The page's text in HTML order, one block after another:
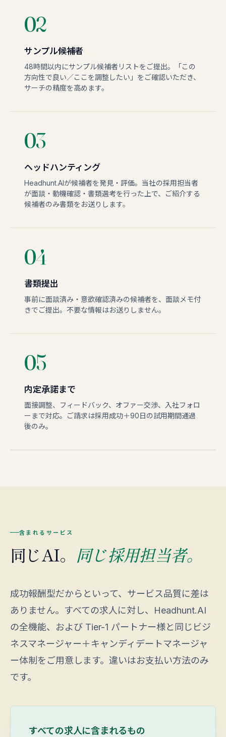
02
サンプル候補者
48時間以内にサンプル候補者リストをご提出。「この
方向性で良い／ここを調整したい」をご確認いただき、
サーチの精度を高めます。
03
ヘッドハンティング
Headhunt.AIが候補者を発見・評価。当社の採用担当者
が面談・動機確認・書類選考を行った上で、ご紹介する
候補者のみ書類をお送りします。
04
書類提出
事前に面談済み・意欲確認済みの候補者を、面談メモ付
きでご提出。不要な情報はお送りしません。
05
内定承諾まで
面接調整、フィードバック、オファー交渉、入社フォロ
ーまで対応。ご請求は採用成功＋90日の試用期間通過
後のみ。
含まれるサービス
同じAI。 同じ採用担当者。
成功報酬型だからといって、サービス品質に差は
ありません。すべての求人に対し、Headhunt.AI
の全機能、および Tier-1 パートナー様と同じビジ
ネスマネージャー＋キャンディデートマネージャ
ー体制をご用意します。違いはお支払い方法のみ
です。
すべての求人に含まれるもの